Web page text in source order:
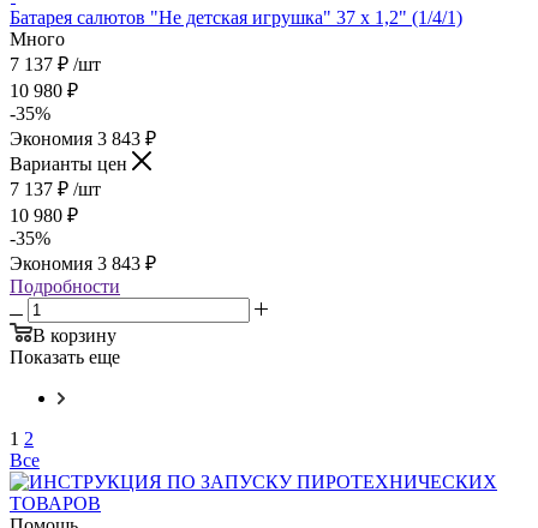
Батарея салютов "Не детская игрушка" 37 х 1,2" (1/4/1)
Много
7 137 ₽ /шт
10 980 ₽
-35%
Экономия 3 843 ₽
Варианты цен
7 137 ₽ /шт
10 980 ₽
-35%
Экономия 3 843 ₽
Подробности
В корзину
Показать еще
1 2
Все